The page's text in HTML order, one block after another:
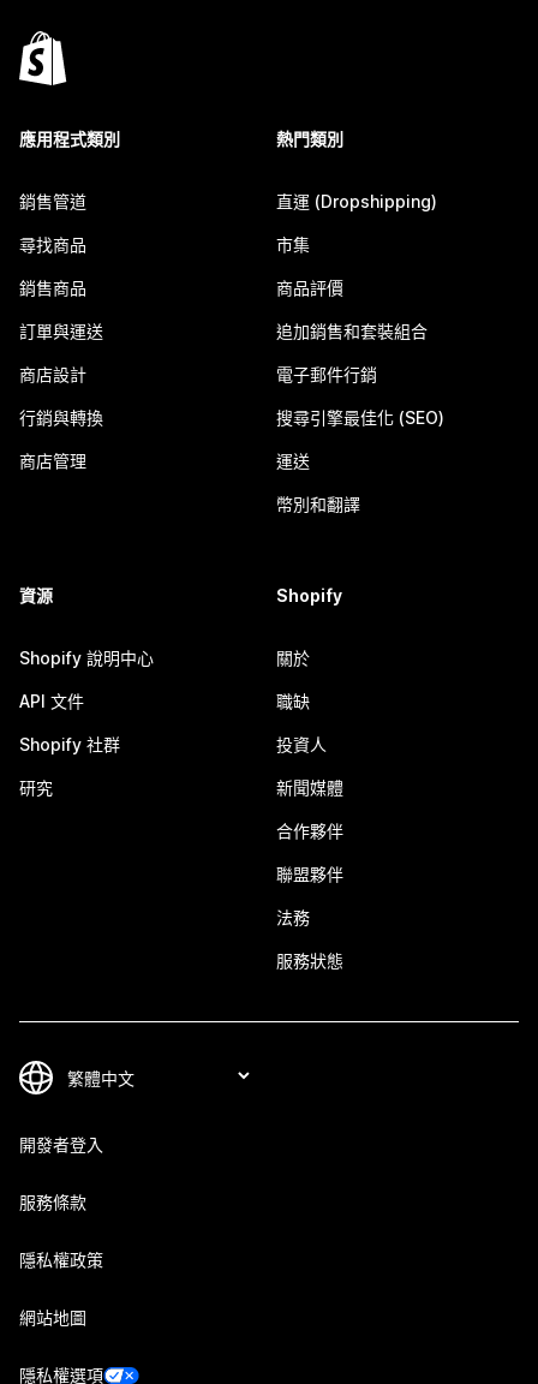
應用程式類別
銷售管道
尋找商品
銷售商品
訂單與運送
商店設計
行銷與轉換
商店管理
熱門類別
直運 (Dropshipping)
市集
商品評價
追加銷售和套裝組合
電子郵件行銷
搜尋引擎最佳化 (SEO)
運送
幣別和翻譯
資源
Shopify 說明中心
API 文件
Shopify 社群
研究
Shopify
關於
職缺
投資人
新聞媒體
合作夥伴
聯盟夥伴
法務
服務狀態
開發者登入
服務條款
隱私權政策
網站地圖
隱私權選項